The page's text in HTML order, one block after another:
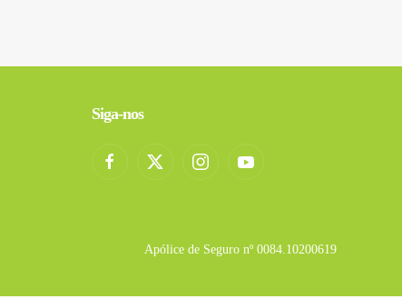
Siga-nos
Apólice de Seguro nº 0084.10200619